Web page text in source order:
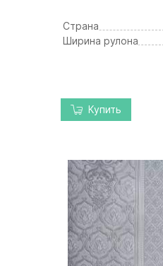
Страна
Ширина рулона
Купить